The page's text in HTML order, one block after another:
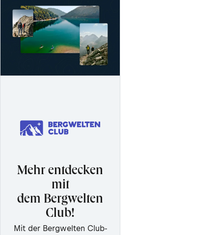
Mehr entdecken
mit
dem Bergwelten
Club!
Mit der Bergwelten Club-